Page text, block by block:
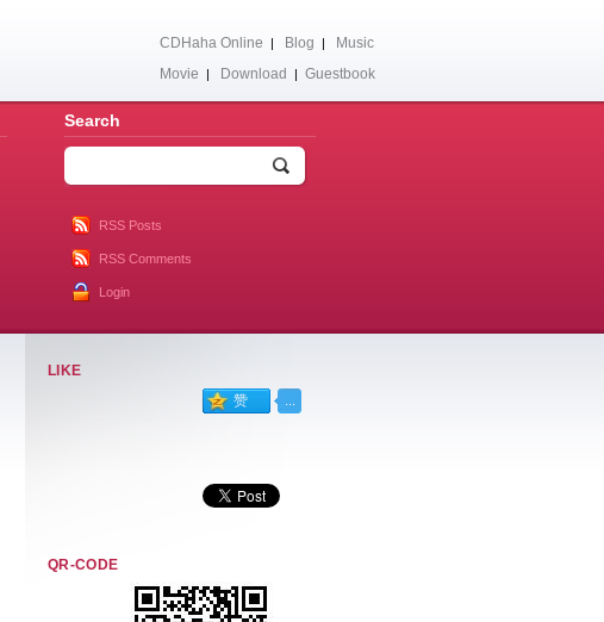
CDHaha Online | Blog |
Music
Movie | Download | Guestbook
Search
RSS Posts
RSS Comments
Login
LIKE
QR-CODE